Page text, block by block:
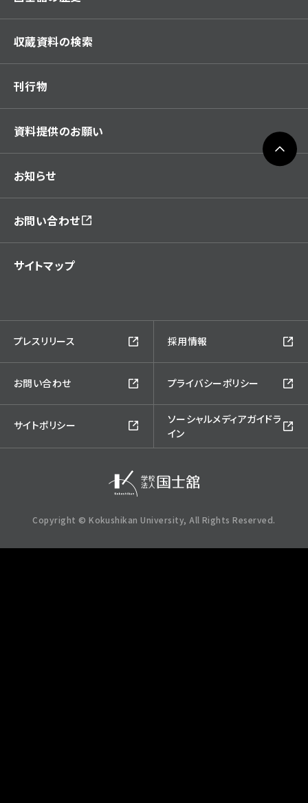
収蔵資料の検索
刊行物
資料提供のお願い
お知らせ
お問い合わせ
サイトマップ
プレスリリース 採用情報
お問い合わせ プライバシーポリシー
サイトポリシー
ソーシャルメディアガイドラ
イン
Copyright © Kokushikan University, All Rights Reserved.